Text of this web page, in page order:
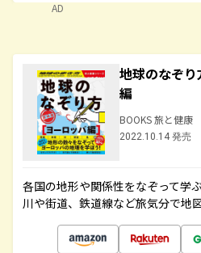
AD
地球のなぞ
編
BOOKS 旅と健康
2022.10.14 発売
各国の地形や関係性をなぞって学
川や街道、鉄道線など旅気分で地